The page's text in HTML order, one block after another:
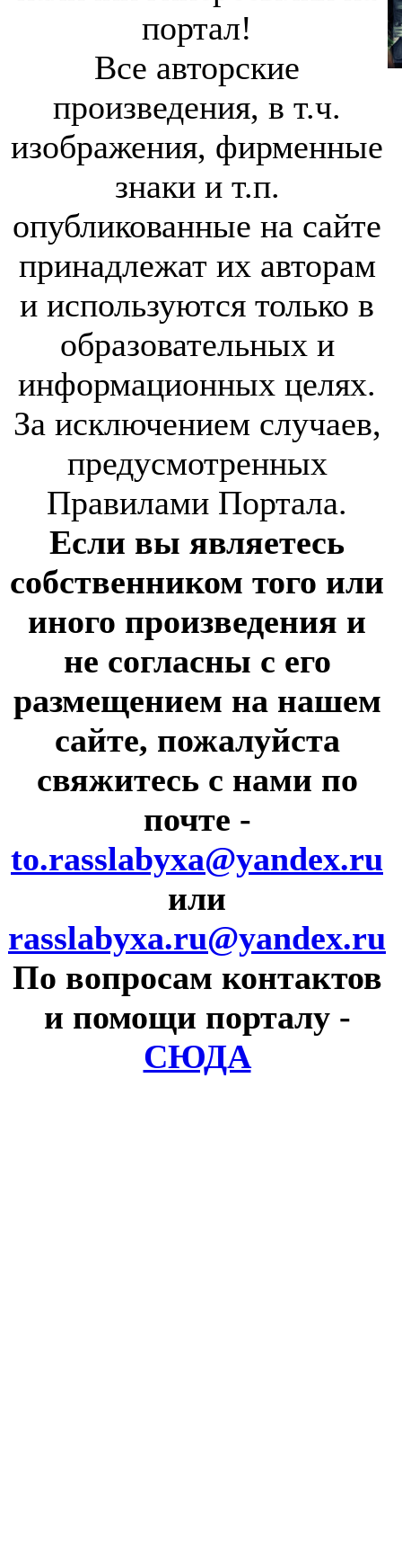
портал!
Все авторские
произведения, в т.ч.
изображения, фирменные
знаки и т.п.
опубликованные на сайте
принадлежат их авторам
и используются только в
образовательных и
информационных целях.
За исключением случаев,
предусмотренных
Правилами Портала.
Если вы являетесь
собственником того или
иного произведения и
не согласны с его
размещением на нашем
сайте, пожалуйста
свяжитесь с нами по
почте -
to.rasslabyxa@yandex.ru
или
rasslabyxa.ru@yandex.ru
По вопросам контактов
и помощи порталу -
СЮДА